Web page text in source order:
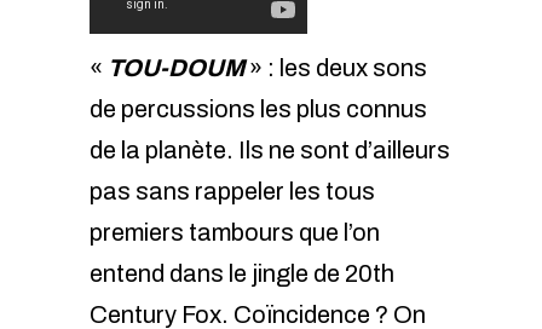
« TOU-DOUM» : les deux sons
de percussions les plus connus
de la planète. Ils ne sont d’ailleurs
pas sans rappeler les tous
premiers tambours que l’on
entend dans le jingle de 20th
Century Fox. Coïncidence ? On